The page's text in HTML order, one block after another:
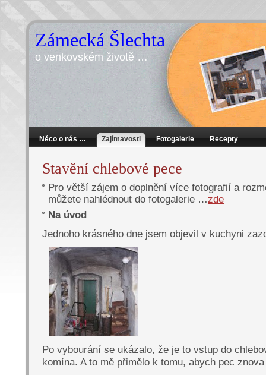
Zámecká Šlechta
o venkovském životě …
Něco o nás … Zajímavosti Fotogalerie Recepty
Stavění chlebové pece
Pro větší zájem o doplnění více fotografií a
můžete nahlédnout do fotogalerie …zde
Na úvod
Jednoho krásného dne jsem objevil v kuchyni
Po vybourání se ukázalo, že je to vstup do
komína. A to mě přimělo k tomu, abych pec